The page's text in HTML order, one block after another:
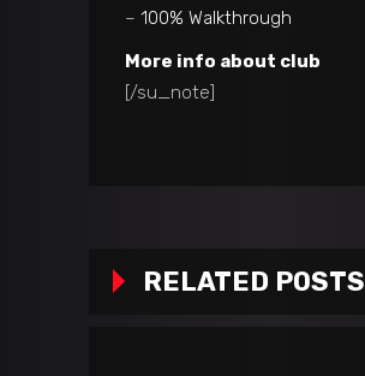
– 100% Walkthrough
More info about club
[/su_note]
RELATED POSTS